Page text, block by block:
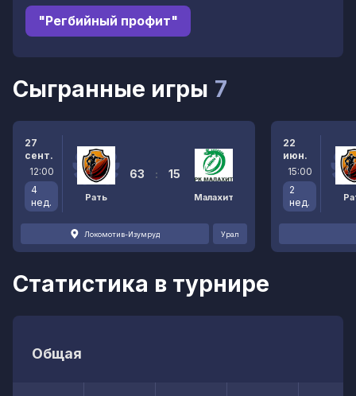
"Регбийный профит"
Сыгранные игры 7
27
сент.
12:00
4
нед.
Рать
63 : 15
Малахит
Локомотив-Изумруд Урал
22
июн.
15:00
2
нед.
Статистика в турнире
Общая